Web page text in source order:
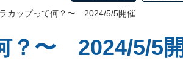
カップって何？〜 2024/5/5開催
？〜 2024/5/5